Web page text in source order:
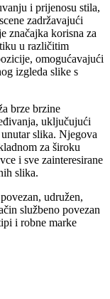
i prijenosu stila,
zadržavajući
značajka korisna za
u različitim
omogućavajući
izgleda slike s
brze brzine
uključujući
slika. Njegova
za široku
i sve zainteresirane
slika.
udružen,
službeno povezan
i robne marke